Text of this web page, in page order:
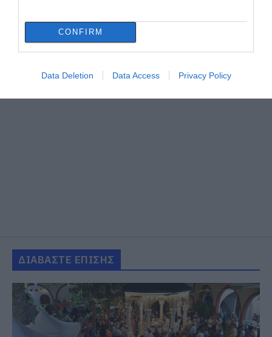
CONFIRM
Data Deletion Data Access Privacy Policy
ΔΙΑΒΑΣΤΕ ΕΠΙΣΗΣ